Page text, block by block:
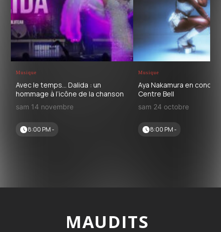
Musique
Avec le temps… Dalida : un
hommage à l’icône de la chanson
sam 14 novembre
8:00 PM -
Musique
Aya Nakamura en
Centre Bell
sam 24 octobre
8:00 PM -
MAUDITS